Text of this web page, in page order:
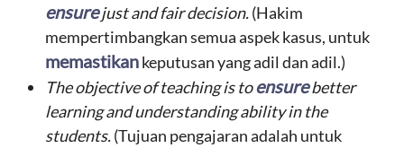
ensurejust and fair decision.(Hakim
mempertimbangkan semua aspek kasus, untuk
memastikankeputusan yang adil dan adil.)
The objective of teaching is toensurebetter
learning and understanding ability in the
students.(Tujuan pengajaran adalah untuk